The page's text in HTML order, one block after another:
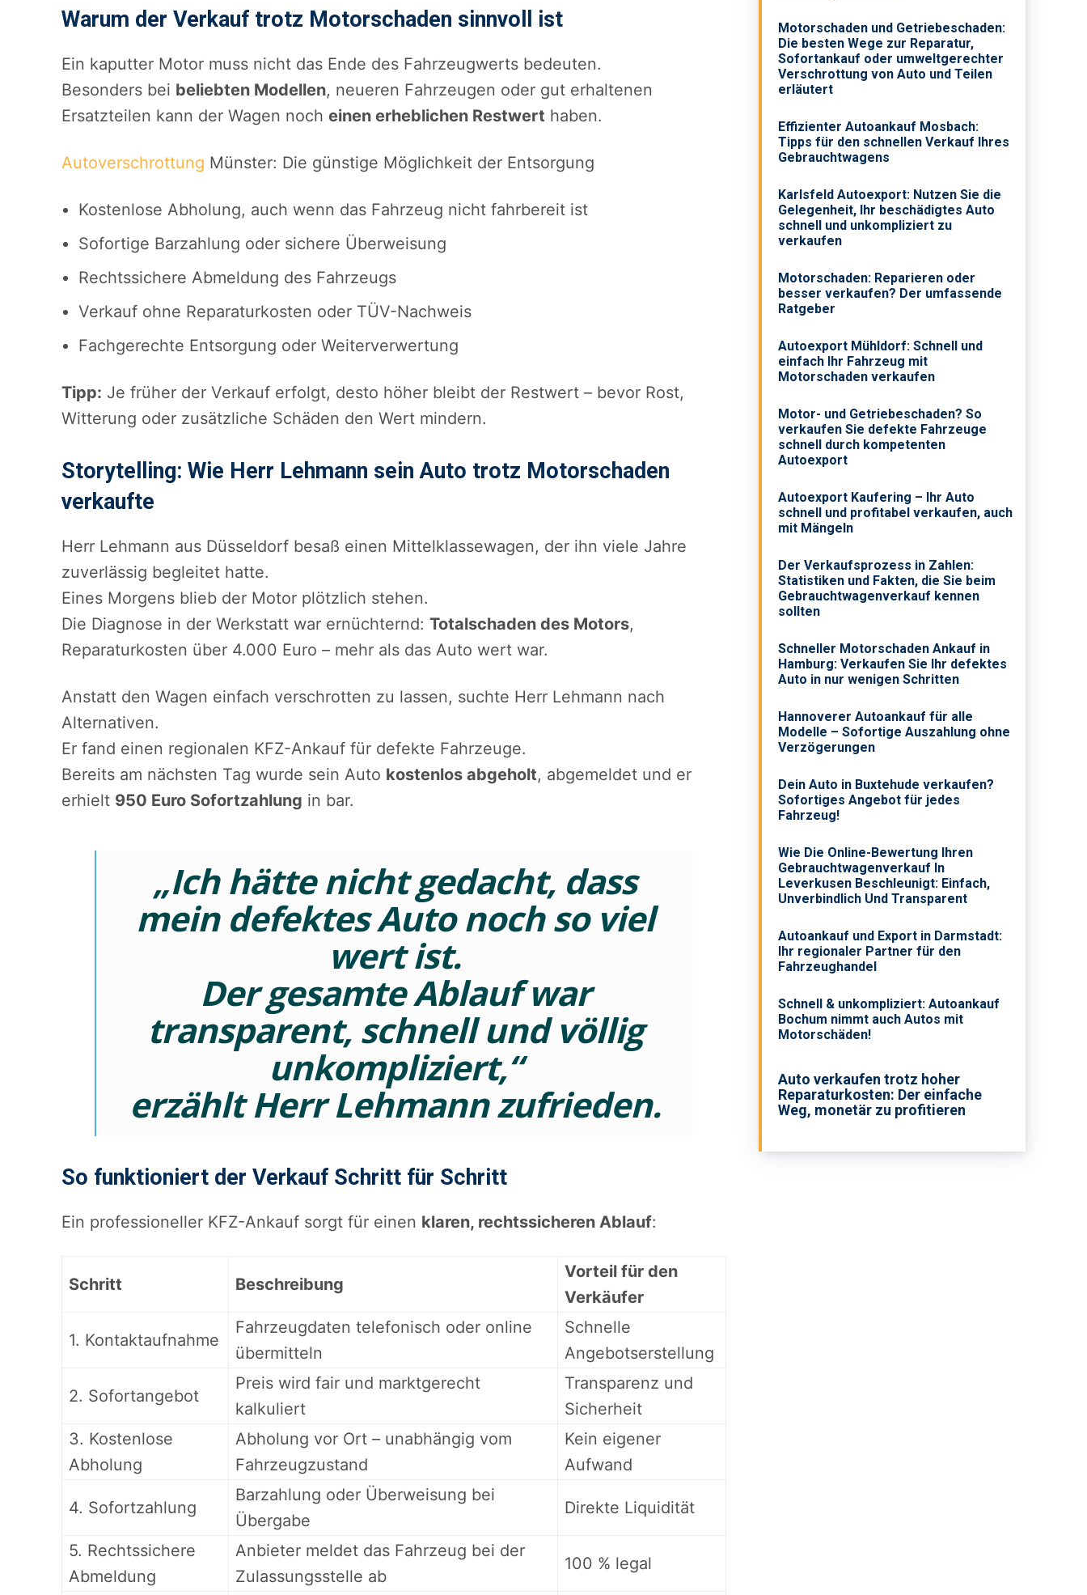
Warum der Verkauf trotz Motorschaden sinnvoll ist
Ein kaputter Motor muss nicht das Ende des Fahrzeugwerts bedeuten.
Besonders bei beliebten Modellen, neueren Fahrzeugen oder gut erhaltenen
Ersatzteilen kann der Wagen noch einen erheblichen Restwert haben.
Autoverschrottung Münster: Die günstige Möglichkeit der Entsorgung
Kostenlose Abholung, auch wenn das Fahrzeug nicht fahrbereit ist
Sofortige Barzahlung oder sichere Überweisung
Rechtssichere Abmeldung des Fahrzeugs
Verkauf ohne Reparaturkosten oder TÜV-Nachweis
Fachgerechte Entsorgung oder Weiterverwertung
Tipp: Je früher der Verkauf erfolgt, desto höher bleibt der Restwert – bevor Rost,
Witterung oder zusätzliche Schäden den Wert mindern.
Storytelling: Wie Herr Lehmann sein Auto trotz Motorschaden
verkaufte
Herr Lehmann aus Düsseldorf besaß einen Mittelklassewagen, der ihn viele Jahre
zuverlässig begleitet hatte.
Eines Morgens blieb der Motor plötzlich stehen.
Die Diagnose in der Werkstatt war ernüchternd: Totalschaden des Motors,
Reparaturkosten über 4.000 Euro – mehr als das Auto wert war.
Anstatt den Wagen einfach verschrotten zu lassen, suchte Herr Lehmann nach
Alternativen.
Er fand einen regionalen KFZ-Ankauf für defekte Fahrzeuge.
Bereits am nächsten Tag wurde sein Auto kostenlos abgeholt, abgemeldet und er
erhielt 950 Euro Sofortzahlung in bar.
„Ich hätte nicht gedacht, dass
mein defektes Auto noch so viel
wert ist.
Der gesamte Ablauf war
transparent, schnell und völlig
unkompliziert,“
erzählt Herr Lehmann zufrieden.
So funktioniert der Verkauf Schritt für Schritt
Ein professioneller KFZ-Ankauf sorgt für einen klaren, rechtssicheren Ablauf:
Schritt Beschreibung
Vorteil für den
Verkäufer
1. Kontaktaufnahme
Fahrzeugdaten telefonisch oder online
übermitteln
Schnelle
Angebotserstellung
2. Sofortangebot
Preis wird fair und marktgerecht
kalkuliert
Transparenz und
Sicherheit
3. Kostenlose
Abholung
Abholung vor Ort – unabhängig vom
Fahrzeugzustand
Kein eigener
Aufwand
4. Sofortzahlung
Barzahlung oder Überweisung bei
Übergabe
Direkte Liquidität
5. Rechtssichere
Abmeldung
Anbieter meldet das Fahrzeug bei der
Zulassungsstelle ab
100 % legal
Motorschaden und Getriebeschaden:
Die besten Wege zur Reparatur,
Sofortankauf oder umweltgerechter
Verschrottung von Auto und Teilen
erläutert
Effizienter Autoankauf Mosbach:
Tipps für den schnellen Verkauf Ihres
Gebrauchtwagens
Karlsfeld Autoexport: Nutzen Sie die
Gelegenheit, Ihr beschädigtes Auto
schnell und unkompliziert zu
verkaufen
Motorschaden: Reparieren oder
besser verkaufen? Der umfassende
Ratgeber
Autoexport Mühldorf: Schnell und
einfach Ihr Fahrzeug mit
Motorschaden verkaufen
Motor- und Getriebeschaden? So
verkaufen Sie defekte Fahrzeuge
schnell durch kompetenten
Autoexport
Autoexport Kaufering – Ihr Auto
schnell und profitabel verkaufen, auch
mit Mängeln
Der Verkaufsprozess in Zahlen:
Statistiken und Fakten, die Sie beim
Gebrauchtwagenverkauf kennen
sollten
Schneller Motorschaden Ankauf in
Hamburg: Verkaufen Sie Ihr defektes
Auto in nur wenigen Schritten
Hannoverer Autoankauf für alle
Modelle – Sofortige Auszahlung ohne
Verzögerungen
Dein Auto in Buxtehude verkaufen?
Sofortiges Angebot für jedes
Fahrzeug!
Wie Die Online-Bewertung Ihren
Gebrauchtwagenverkauf In
Leverkusen Beschleunigt: Einfach,
Unverbindlich Und Transparent
Autoankauf und Export in Darmstadt:
Ihr regionaler Partner für den
Fahrzeughandel
Schnell & unkompliziert: Autoankauf
Bochum nimmt auch Autos mit
Motorschäden!
Auto verkaufen trotz hoher
Reparaturkosten: Der einfache
Weg, monetär zu profitieren